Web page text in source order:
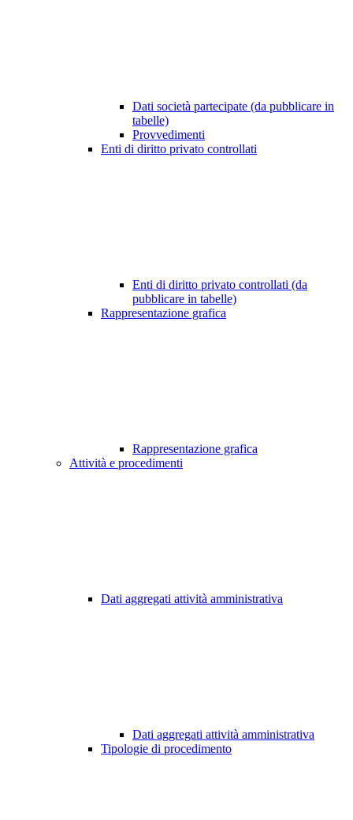
Dati società partecipate (da pubblicare in
tabelle)
Provvedimenti
Enti di diritto privato controllati
Enti di diritto privato controllati (da
pubblicare in tabelle)
Rappresentazione grafica
Rappresentazione grafica
Attività e procedimenti
Dati aggregati attività amministrativa
Dati aggregati attività amministrativa
Tipologie di procedimento